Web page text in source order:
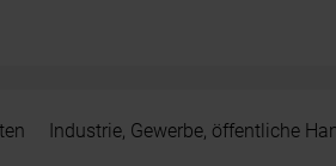
Industrie, Gewerbe, öffentliche